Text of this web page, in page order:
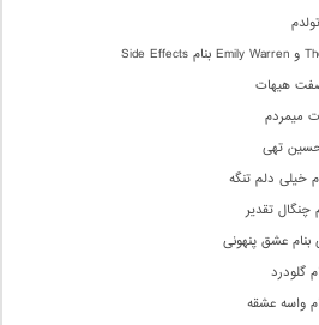
هیهات
میمردم
حسین تهی
چنگال تقدیر
بنام عشق پنهونی
گلودرد
واسه عشقه